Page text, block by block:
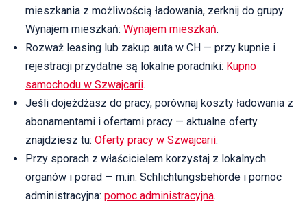
mieszkania z możliwością ładowania, zerknij do grupy
Wynajem mieszkań: Wynajem mieszkań.
Rozważ leasing lub zakup auta w CH — przy kupnie i
rejestracji przydatne są lokalne poradniki: Kupno
samochodu w Szwajcarii.
Jeśli dojeżdżasz do pracy, porównaj koszty ładowania z
abonamentami i ofertami pracy — aktualne oferty
znajdziesz tu: Oferty pracy w Szwajcarii.
Przy sporach z właścicielem korzystaj z lokalnych
organów i porad — m.in. Schlichtungsbehörde i pomoc
administracyjna: pomoc administracyjna.